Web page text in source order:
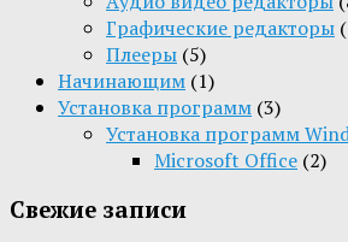
Графические редакторы
Плееры (5)
Начинающим (1)
Установка программ (3)
Установка программ
Microsoft Office (2)
Свежие записи